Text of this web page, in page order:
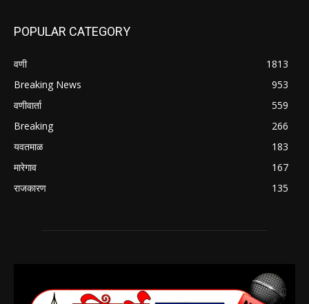
POPULAR CATEGORY
वणी
1813
Breaking News
953
वणीवार्ता
559
Breaking
266
यवतमाळ
183
मारेगाव
167
राजकारण
135